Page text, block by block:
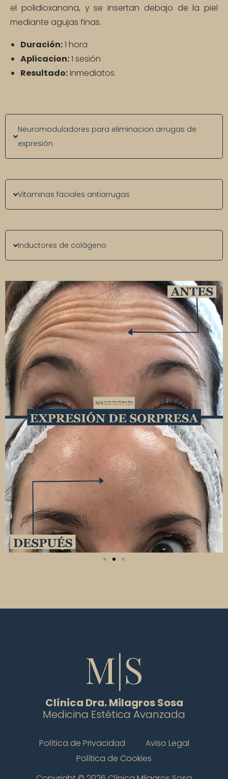
el polidioxanona, y se insertan debajo de la piel
mediante agujas finas.
Duración:1 hora
Aplicacion:1 sesión
Resultado:Inmediatos.
Neuromoduladores para eliminacion arrugas de
expresión
Vitaminas faciales antiarrugas
Inductores de colágeno
M|S
Clínica Dra. Milagros Sosa
Medicina Estética Avanzada
Política de Privacidad
Aviso Legal
Política de Cookies